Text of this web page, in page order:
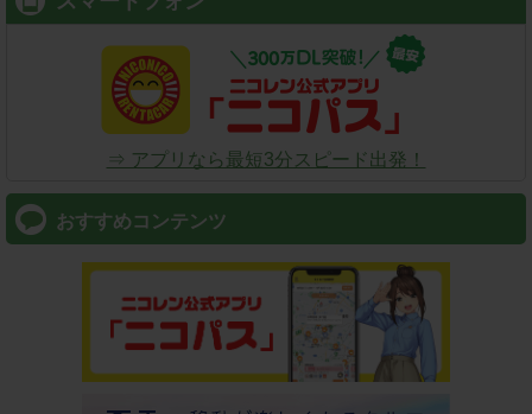
⇒ アプリなら最短3分スピード出発！
おすすめコンテンツ